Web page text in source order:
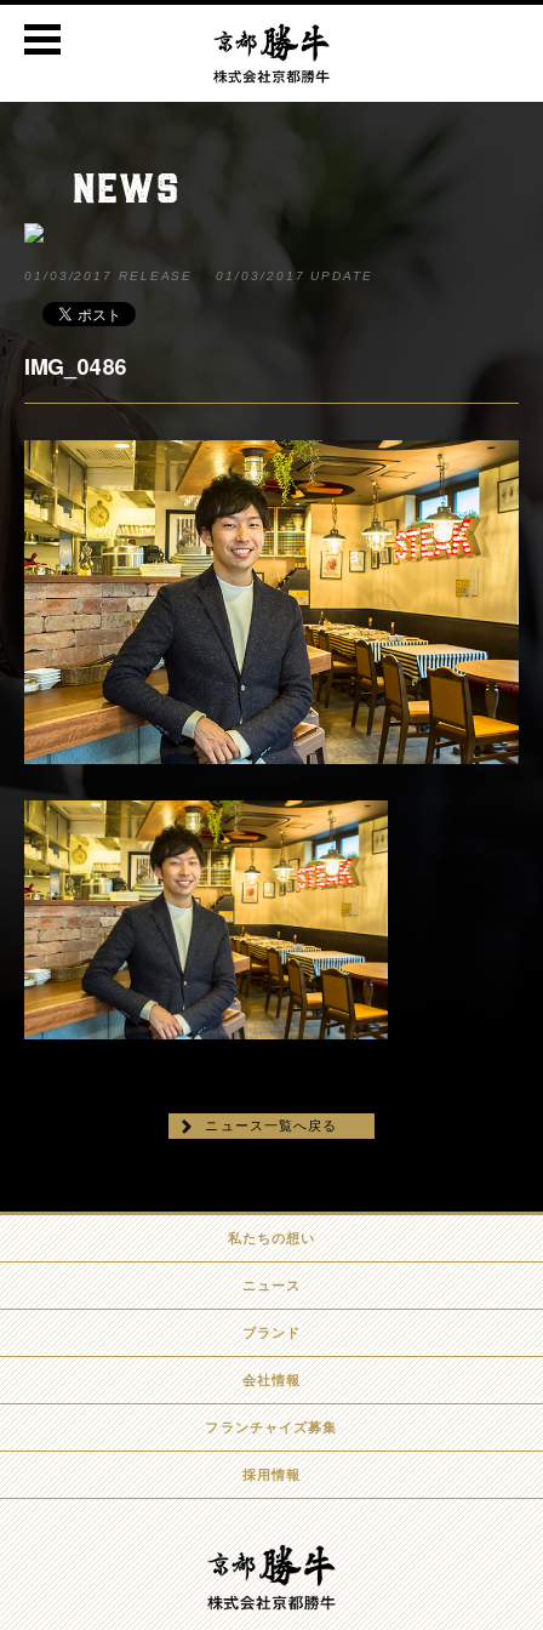
NEWS
01/03/2017 RELEASE 01/03/2017 UPDATE
IMG_0486
ニュース一覧へ戻る
私たちの想い
ニュース
ブランド
会社情報
フランチャイズ募集
採用情報